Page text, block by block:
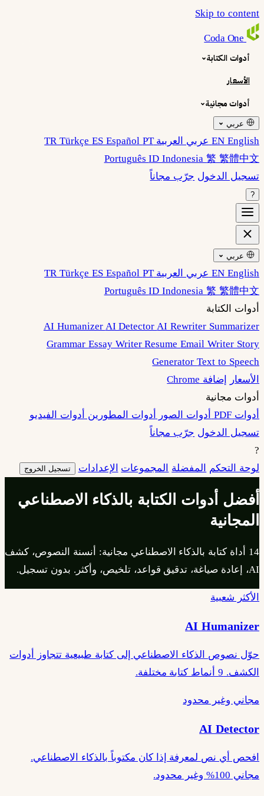
Skip to content
Coda One
أدوات الكتابة
الأسعار
أدوات مجانية
عربي
EN English عربي العربية TR Türkçe ES Español PT
PortuguêsID Indonesia繁 繁體中文
تسجيل الدخول جرّب مجاناً
?
عربي
EN English عربي العربية TR Türkçe ES Español PT
PortuguêsID Indonesia繁 繁體中文
أدوات الكتابة
AI Humanizer AI DetectorAI Rewriter Summarizer
Grammar Essay WriterResumeEmail Writer Story
GeneratorText to Speech
الأسعار
إضافة Chrome
أدوات مجانية
أدوات PDF
أدوات الصور أدوات المطورين
أدوات الفيديو
تسجيل الدخول جرّب مجاناً
?
لوحة التحكم
المفضلة المجموعات الإعدادات تسجيل الخروج
أفضل أدوات الكتابة بالذكاء الاصطناعي
المجانية
14 أداة كتابة بالذكاء الاصطناعي مجانية: أنسنة النصوص، كشف
AI، إعادة صياغة، تدقيق قواعد، تلخيص، وأكثر. بدون تسجيل.
الأكثر شعبية
AI Humanizer
حوّل نصوص الذكاء الاصطناعي إلى كتابة طبيعية تتجاوز أدوات
الكشف. 9 أنماط كتابة مختلفة.
مجاني وغير محدود
AI Detector
افحص أي نص لمعرفة إذا كان مكتوباً بالذكاء الاصطناعي.
مجاني 100% وغير محدود.